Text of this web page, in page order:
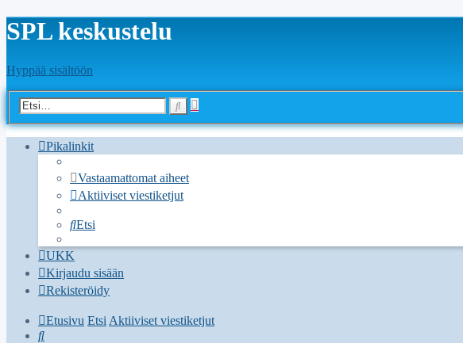
SPL keskustelu
Hyppää sisältöön
Tarkennettu
Pikalinkit
Vastaamattomat aiheet
Aktiiviset viestiketjut
Etsi
UKK
Kirjaudu sisään
Rekisteröidy
Etusivu EtsiAktiiviset viestiketjut
Etsi